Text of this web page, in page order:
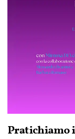
Pratichiamo